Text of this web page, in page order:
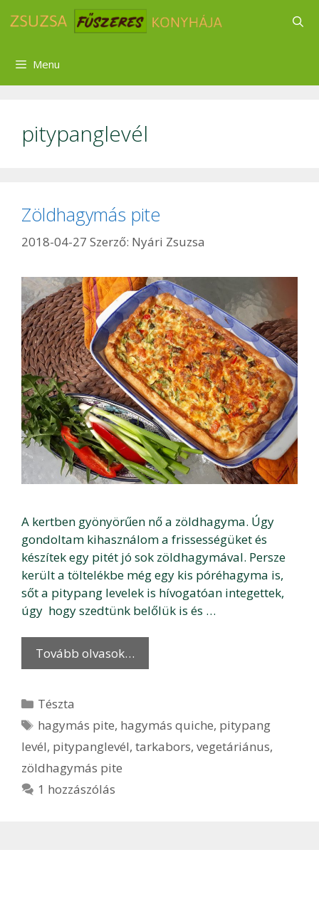
Menu
pitypanglevél
Zöldhagymás pite
2018-04-27 Szerző: Nyári Zsuzsa
A kertben gyönyörűen nő a zöldhagyma. Úgy
gondoltam kihasználom a frissességüket és
készítek egy pitét jó sok zöldhagymával. Persze
került a töltelékbe még egy kis póréhagyma is,
sőt a pitypang levelek is hívogatóan integettek,
úgy hogy szedtünk belőlük is és …
Tovább olvasok…
Kategória
Tészta
Címkék
hagymás pite, hagymás quiche, pitypang
levél, pitypanglevél, tarkabors, vegetáriánus,
zöldhagymás pite
1 hozzászólás